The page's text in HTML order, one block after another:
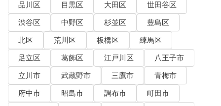
品川区
目黒区 大田区
世田谷区
渋谷区
中野区 杉並区
豊島区
北区
荒川区 板橋区
練馬区
足立区
葛飾区 江戸川区
八王子市
立川市
武蔵野市 三鷹市
青梅市
府中市
昭島市 調布市
町田市